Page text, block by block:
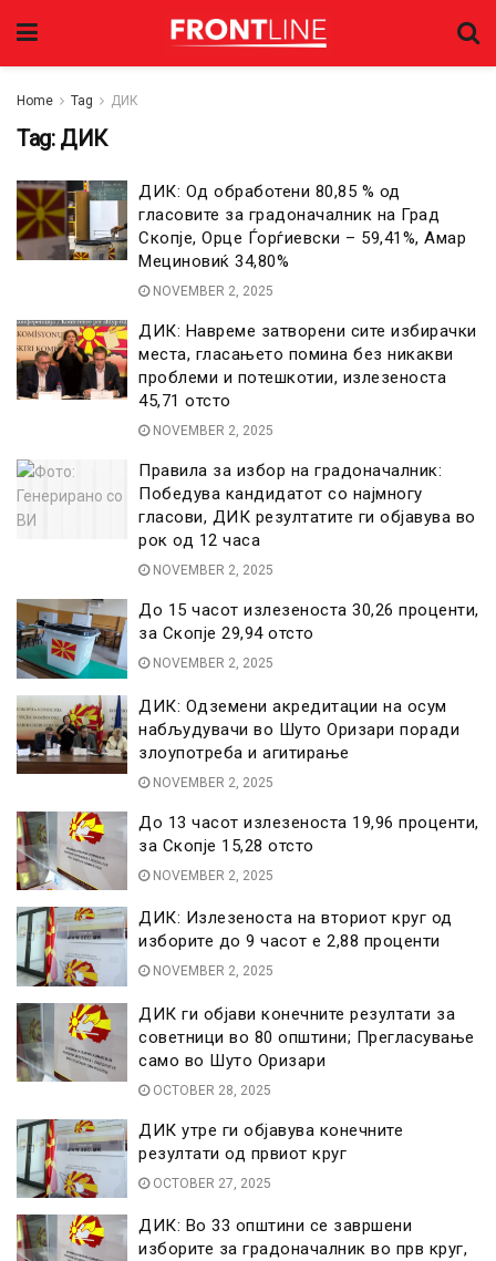
Home Tag ДИК
Tag: ДИК
ДИК: Од обработени 80,85 % од
гласовите за градоначалник на Град
Скопје, Орце Ѓорѓиевски – 59,41%, Амар
Мециновиќ 34,80%
NOVEMBER 2, 2025
ДИК: Навреме затворени сите избирачки
места, гласањето помина без никакви
проблеми и потешкотии, излезеноста
45,71 отсто
NOVEMBER 2, 2025
Правила за избор на градоначалник:
Победува кандидатот со најмногу
гласови, ДИК резултатите ги објавува во
рок од 12 часа
NOVEMBER 2, 2025
До 15 часот излезеноста 30,26 проценти,
за Скопје 29,94 отсто
NOVEMBER 2, 2025
ДИК: Одземени акредитации на осум
набљудувачи во Шуто Оризари поради
злоупотреба и агитирање
NOVEMBER 2, 2025
До 13 часот излезеноста 19,96 проценти,
за Скопје 15,28 отсто
NOVEMBER 2, 2025
ДИК: Излезеноста на вториот круг од
изборите до 9 часот е 2,88 проценти
NOVEMBER 2, 2025
ДИК ги објави конечните резултати за
советници во 80 општини; Прегласување
само во Шуто Оризари
OCTOBER 28, 2025
ДИК утре ги објавува конечните
резултати од првиот круг
OCTOBER 27, 2025
ДИК: Во 33 општини се завршени
изборите за градоначалник во прв круг,